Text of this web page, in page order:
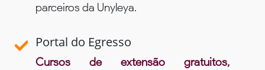
parceiros da Unyleya.
Portal do Egresso
Cursos de extensão gratuitos,